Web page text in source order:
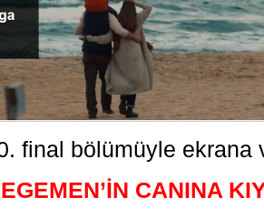
final bölümüyle ekrana
CANINA